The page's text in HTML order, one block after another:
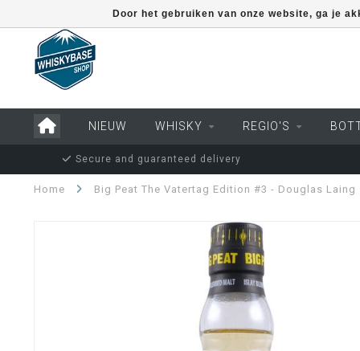
NIEUW WHISKY REGIO'S
Secure and guaranteed delivery
Home Big Peat The Vatertag Edition #3 - Douglas Laing
Door het gebruiken van onze website, ga je